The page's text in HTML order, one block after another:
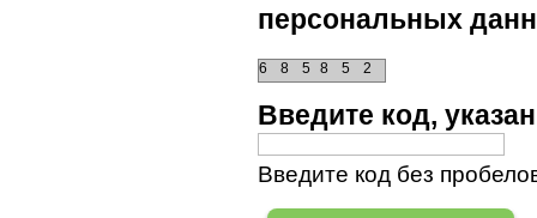
персональных
5 8 2
5
8
6
Введите код,
Введите код без